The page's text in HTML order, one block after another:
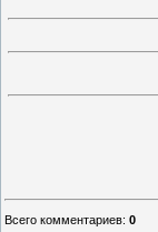
Всего комментариев: 0